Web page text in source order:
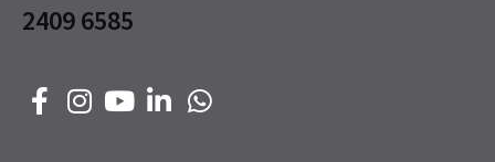
2409 6585